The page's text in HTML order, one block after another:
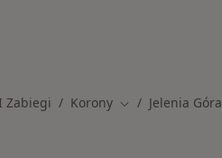
Zabiegi Korony Zmień miasto
Jelenia Góra